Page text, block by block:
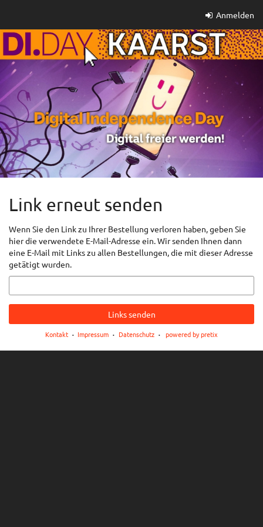
Inhalt
springen
Anmelden
Link erneut senden
Wenn Sie den Link zu Ihrer Bestellung verloren haben, geben Sie
hier die verwendete E-Mail-Adresse ein. Wir senden Ihnen dann
eine E-Mail mit Links zu allen Bestellungen, die mit dieser Adresse
getätigt wurden.
E-
Mail
Links senden
Kontakt Impressum Datenschutz powered by pretix